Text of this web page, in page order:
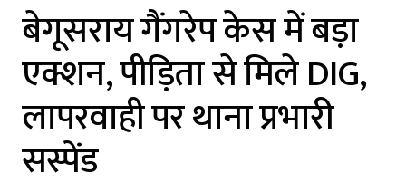
बेगूसराय गैंगरेप केस में बड़ा
एक्शन, पीड़िता से मिले DIG,
लापरवाही पर थाना प्रभारी
सस्पेंड